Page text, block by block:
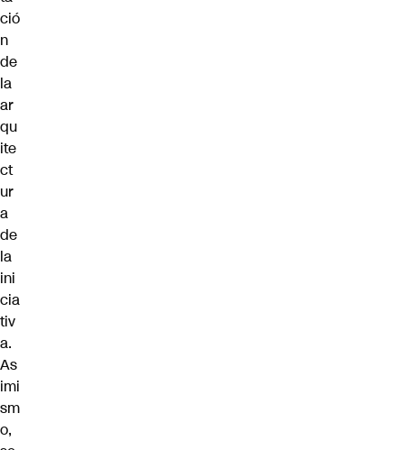
ció
n
de
la
ar
qu
ite
ct
ur
a
de
la
ini
cia
tiv
a.
As
imi
sm
o,